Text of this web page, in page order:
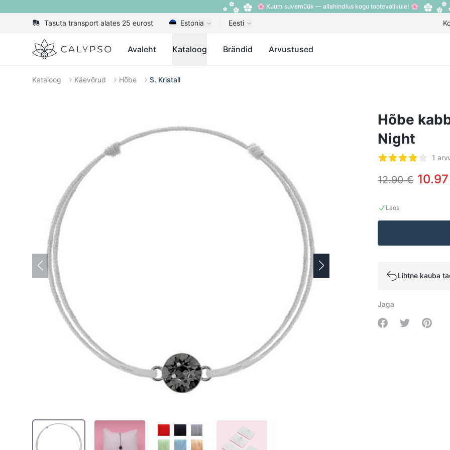
🌸 Kuum suvemüük — allahindlus kogu tootevalikule! 🌸
Tasuta transport alates 25 eurost Estonia Eesti
Calypso Avaleht Kataloog Brändid Arvustused
Kataloog Käevõrud Hõbe S. Kristall
Hõbe
Night
Arvustused
1
12.90 €
Laos
Lihtne kauba
Jaga
Share onShare onShare